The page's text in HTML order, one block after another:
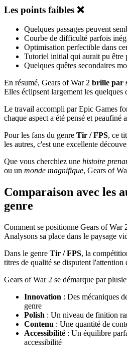
Les points faibles ❌
Quelques passages peuvent
Courbe de difficulté parfois
Optimisation perfectible dans
Tutoriel initial qui aurait pu être
Quelques quêtes secondaires
En résumé, Gears of War 2 brille par
Elles éclipsent largement les quelques
Le travail accompli par Epic Games
chaque aspect a été pensé et peaufiné
Pour les fans du genre Tir / FPS, ce
les autres, c'est une excellente
Que vous cherchiez une histoire
ou un monde magnifique, Gears of
Comparaison avec les
genre
Comment se positionne Gears of War
Analysons sa place dans le paysage
Dans le genre Tir / FPS, la
titres de qualité se disputent l'attention
Gears of War 2 se démarque par
Innovation : Des mécaniques
genre
Polish : Un niveau de finition
Contenu : Une quantité de
Accessibilité : Un équilibre
accessibilité